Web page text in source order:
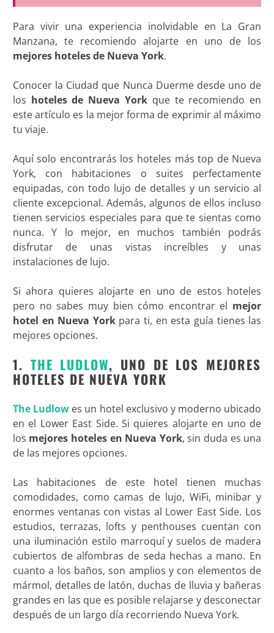
Para vivir una experiencia inolvidable en La Gran
Manzana, te recomiendo alojarte en uno de los
mejores hoteles de Nueva York.
Conocer la Ciudad que Nunca Duerme desde uno de
los hoteles de Nueva York que te recomiendo en
este artículo es la mejor forma de exprimir al máximo
tu viaje.
Aquí solo encontrarás los hoteles más top de Nueva
York, con habitaciones o suites perfectamente
equipadas, con todo lujo de detalles y un servicio al
cliente excepcional. Además, algunos de ellos incluso
tienen servicios especiales para que te sientas como
nunca. Y lo mejor, en muchos también podrás
disfrutar de unas vistas increíbles y unas
instalaciones de lujo.
Si ahora quieres alojarte en uno de estos hoteles
pero no sabes muy bien cómo encontrar el mejor
hotel en Nueva York para ti, en esta guía tienes las
mejores opciones.
1. THE LUDLOW, UNO DE LOS MEJORES
HOTELES DE NUEVA YORK
The Ludlow es un hotel exclusivo y moderno ubicado
en el Lower East Side. Si quieres alojarte en uno de
los mejores hoteles en Nueva York, sin duda es una
de las mejores opciones.
Las habitaciones de este hotel tienen muchas
comodidades, como camas de lujo, WiFi, minibar y
enormes ventanas con vistas al Lower East Side. Los
estudios, terrazas, lofts y penthouses cuentan con
una iluminación estilo marroquí y suelos de madera
cubiertos de alfombras de seda hechas a mano. En
cuanto a los baños, son amplios y con elementos de
mármol, detalles de latón, duchas de lluvia y bañeras
grandes en las que es posible relajarse y desconectar
después de un largo día recorriendo Nueva York.